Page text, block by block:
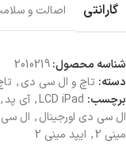
گارانتی اصالت و
شناسه محصول:2010219
دسته: تاچ و ال سی دی,
برچسب: LCD iPad
, آی پد,
ال سی دی اورجینال, ال
مینی 2
, ایپد مینی 2